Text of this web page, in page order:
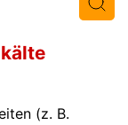
(z. B.